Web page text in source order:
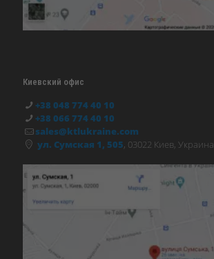
Киевский офис
+38 048 774 40 10
+38 066 774 40 10
sales@ktlukraine.com
ул. Сумская 1, 505, 03022 Киев, Украина